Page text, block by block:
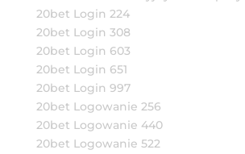
20bet Login 224
20bet Login 308
20bet Login 603
20bet Login 651
20bet Login 997
20bet Logowanie 256
20bet Logowanie 440
20bet Logowanie 522